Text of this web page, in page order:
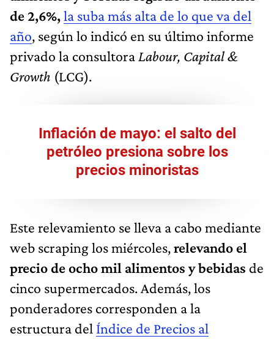
de 2,6%,la suba más alta de lo que va del
año, según lo indicó en su último informe
privado la consultora Labour, Capital &
Growth (LCG).
Inflación de mayo: el salto del
petróleo presiona sobre los
precios minoristas
Este relevamiento se lleva a cabo mediante
web scraping los miércoles,relevando el
precio de ocho mil alimentos y bebidas de
cinco supermercados. Además, los
ponderadores corresponden a la
estructura del Índice de Precios al